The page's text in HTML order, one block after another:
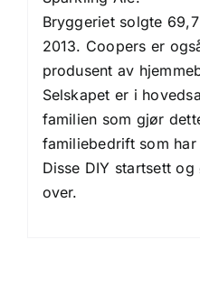
Bryggeriet solgte
2013. Coopers er
produsent av
Selskapet er i
familien som gjør
familiebedrift som
Disse DIY startsett og
over.